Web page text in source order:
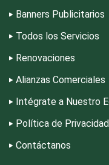
Desperdicios
Editores
Banners Publicitarios
Todos los Servicios
Renovaciones
Alianzas Comerciales
Intégrate a Nuestro
Política de Privacidad
Contáctanos